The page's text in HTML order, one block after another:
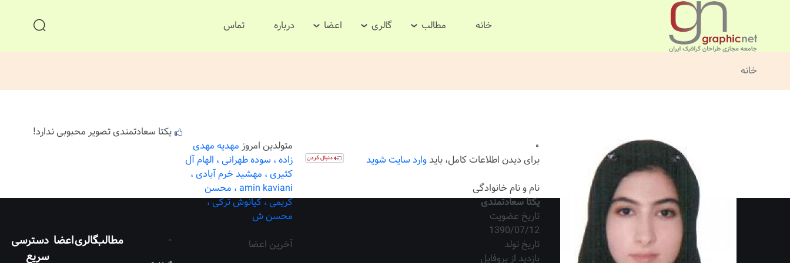
خانه مطالب گالری اعضا درباره تماس
خانه
یکتا سعادتمندی تصویر محبوبی ندارد!
۰
برای دیدن اطلاعات کامل، بایدوارد سایت شوید
نام و نام خانوادگی
یکتا سعادتمندی
تاریخ عضویت
1390/07/12
تاریخ تولد
بازدید از پروفایل
متولدین امروزمهدیه مهدی
زاده ، سوده طهرانی ، الهام آل
کثیری ، مهشید خرم آبادی ،
amin kaviani ، محسن
کریمی ،کیانوش ترکی ،
محسن ش
آخرین اعضا
مطالبگالریاعضا دسترسی
سریع